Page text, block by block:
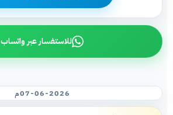
للاستفسار عبر واتساب
07-06-2026م